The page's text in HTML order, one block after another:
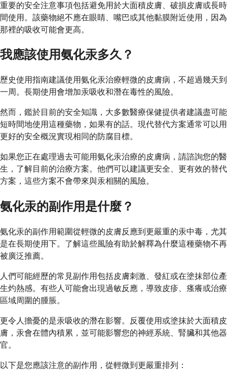
重要的安全注意事項包括避免用於大面積皮膚、破損皮膚或長時
間使用。該藥物絕不應在眼睛、嘴巴或其他黏膜附近使用，因為
那裡的吸收可能會更高。
我應該使用氨化汞多久？
歷史使用指南建議使用氨化汞治療輕微的皮膚病，不超過幾天到
一周。長期使用會增加汞吸收和潛在毒性的風險。
然而，鑑於目前的安全知識，大多數醫療保健提供者建議盡可能
短時間地使用這種藥物，如果有的話。現代替代方案通常可以用
更好的安全概況實現相同的防腐目標。
如果您正在處理過去可能用氨化汞治療的皮膚病，請諮詢您的醫
生，了解目前的治療方案。他們可以建議更安全、更有效的替代
方案，這些方案不會帶來與汞相關的風險。
氨化汞的副作用是什麼？
氨化汞的副作用範圍從輕微的皮膚反應到更嚴重的汞中毒，尤其
是在長期使用下。了解這些風險有助於解釋為什麼這種藥物不再
被廣泛推薦。
人們可能經歷的常見副作用包括皮膚刺激、發紅或在塗抹部位產
生灼熱感。有些人可能會出現過敏反應，導致皮疹、瘙癢或治療
區域周圍的腫脹。
更令人擔憂的是汞吸收的潛在影響。反覆使用或塗抹於大面積皮
膚，汞會在體內積累，並可能影響您的神經系統、腎臟和其他器
官。
以下是您應該注意的副作用，從輕微到更嚴重排列：